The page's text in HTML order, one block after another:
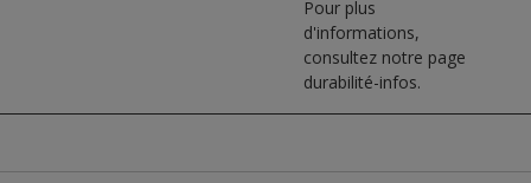
Pour plus
d'informations,
consultez notre page
durabilité-infos.